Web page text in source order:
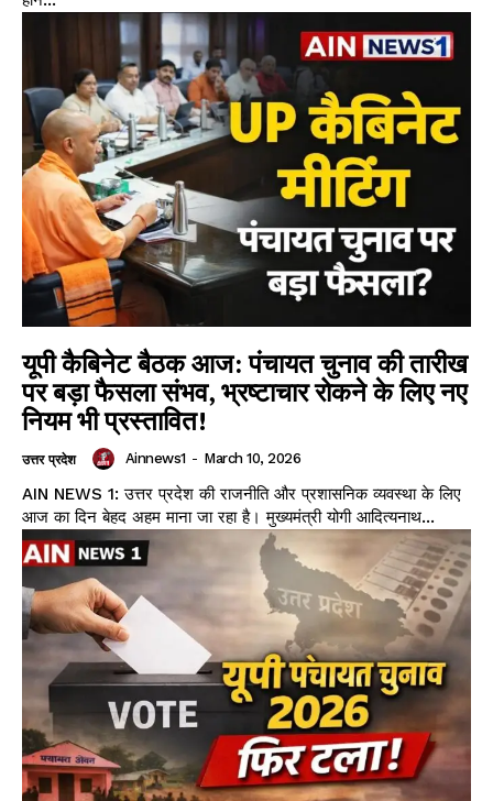
Facebook
X WhatsApp
Share
यूपी कैबिनेट बैठक आज: पंचायत चुनाव की तारीख
पर बड़ा फैसला संभव, भ्रष्टाचार रोकने के लिए नए
नियम भी प्रस्तावित!
उत्तर प्रदेश Ainnews1 - March 10, 2026
AIN NEWS 1: उत्तर प्रदेश की राजनीति और प्रशासनिक व्यवस्था के लिए
आज का दिन बेहद अहम माना जा रहा है। मुख्यमंत्री योगी आदित्यनाथ...